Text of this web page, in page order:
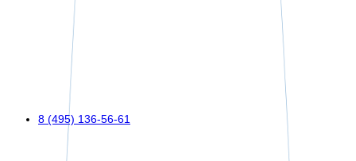
8 (495) 136-56-61